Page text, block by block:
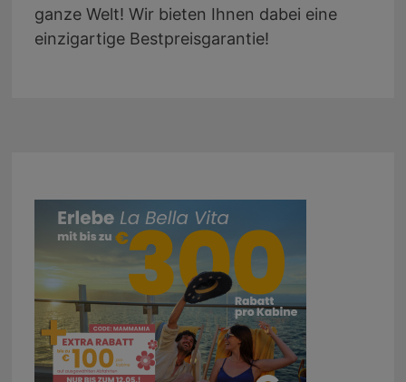
ganze Welt! Wir bieten Ihnen dabei eine
einzigartige Bestpreisgarantie!